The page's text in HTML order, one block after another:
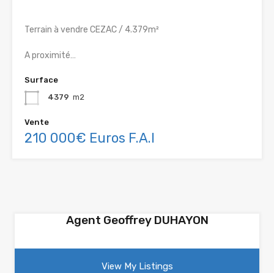
Terrain à vendre CEZAC / 4.379m²
A proximité…
Surface
4379 m2
Vente
210 000€ Euros F.A.I
Agent Geoffrey DUHAYON
View My Listings